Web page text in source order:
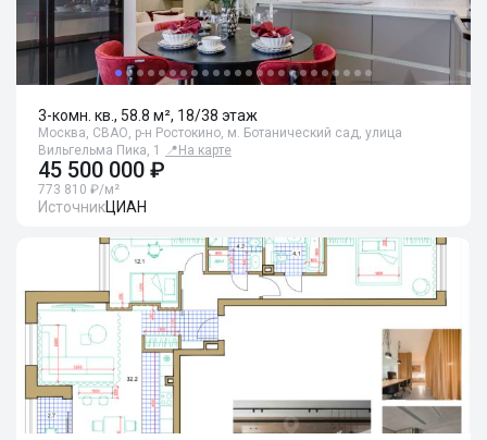
3-комн. кв., 58.8 м², 18/38 этаж
Москва, СВАО, р-н Ростокино, м. Ботанический сад, улица
Вильгельма Пика, 1
📍 На карте
45 500 000 ₽
773 810 ₽/м²
ИсточникЦИАН